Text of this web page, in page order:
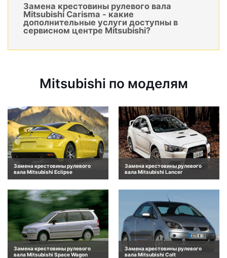
Замена крестовины рулевого вала
Mitsubishi Carisma - какие
дополнительные услуги доступны в
сервисном центре Mitsubishi?
Mitsubishi по моделям
Замена крестовины рулевого
вала Mitsubishi Eclipse
Замена крестовины рулевого
вала Mitsubishi Lancer
Замена крестовины рулевого
вала Mitsubishi Space Wagon
Замена крестовины рулевого
вала Mitsubishi Colt